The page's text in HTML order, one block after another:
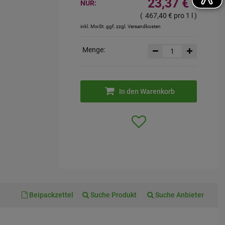
NUR: 23,37 € ¹
inkl. MwSt. ggf. zzgl. Versandkosten
( 467,40 € pro 1 l )
Menge:
In den Warenkorb
Beipackzettel Suche Produkt Suche Anbieter